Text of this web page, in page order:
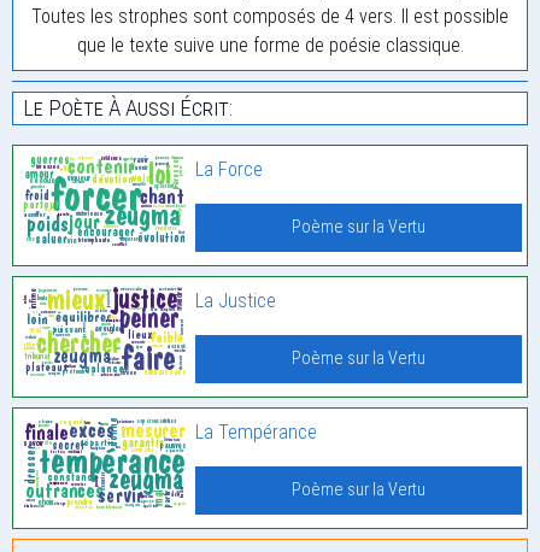
Toutes les strophes sont composés de 4 vers. Il est possible
que le texte suive une forme de poésie classique.
Le Poète À Aussi Écrit:
La Force
Poème sur la Vertu
La Justice
Poème sur la Vertu
La Tempérance
Poème sur la Vertu